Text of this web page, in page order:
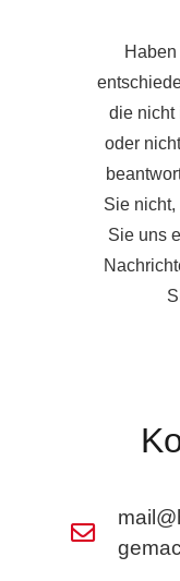
die nicht
oder
Sie nicht,
Sie uns